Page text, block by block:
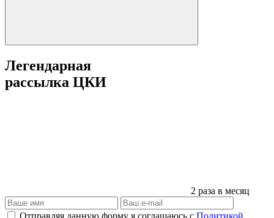
Легендарная
рассылка ЦКИ
2 раза в месяц